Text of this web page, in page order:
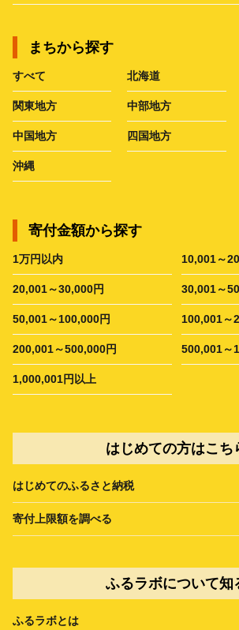
まちから探す
すべて 北海道
関東地方 中部地方
中国地方 四国地方
沖縄
寄付金額から探す
1万円以内 10,001～
20,001～30,000円 30,001～
50,001～100,000円 100,001～
200,001～500,000円 500,001～
1,000,001円以上
はじめての方はこち
はじめてのふるさと納税
寄付上限額を調べる
ふるラボについて知
ふるラボとは